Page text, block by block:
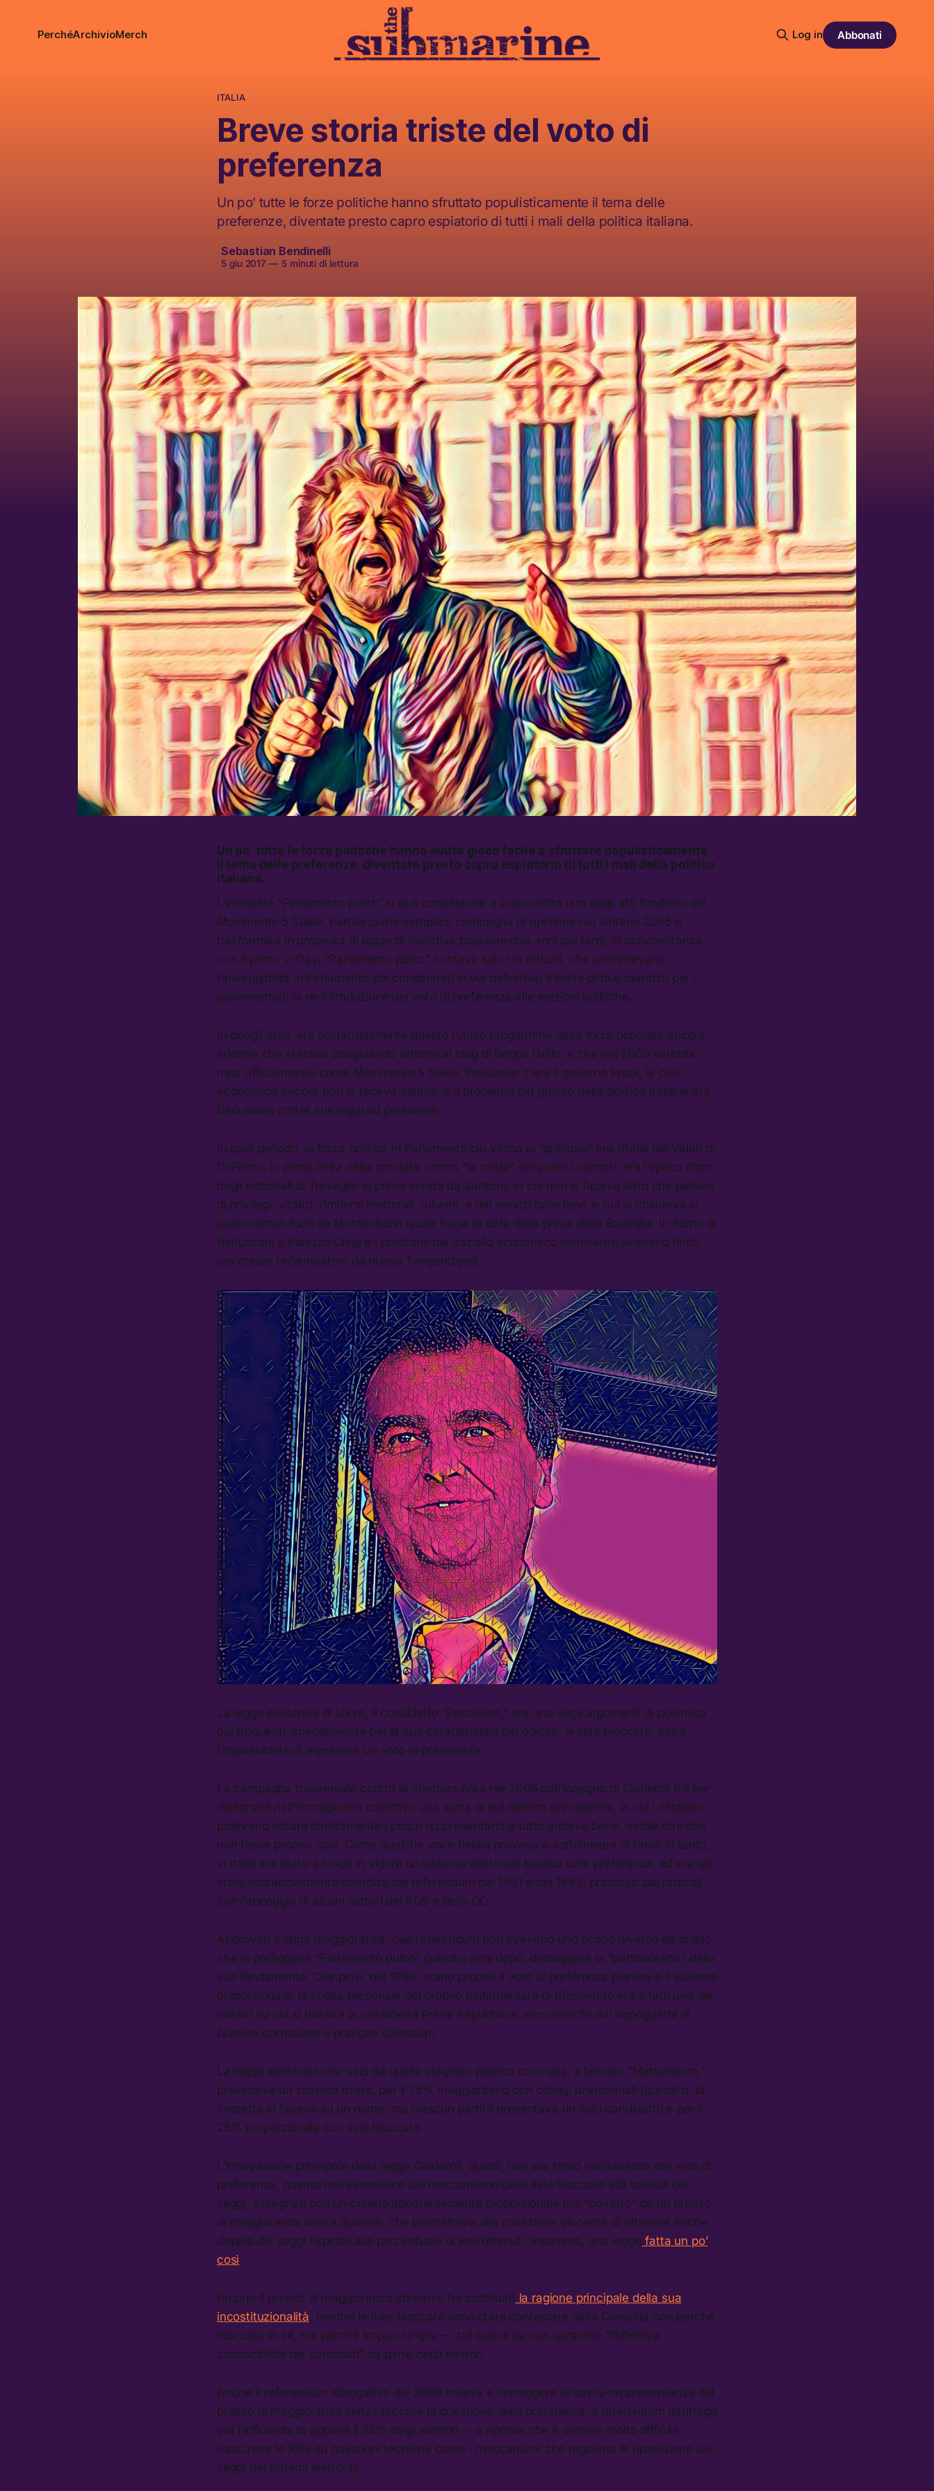
PerchéArchivioMerch Log in Abbonati
ITALIA
Breve storia triste del voto di
preferenza
Un po’ tutte le forze politiche hanno sfruttato populisticamente il tema delle
preferenze, diventate presto capro espiatorio di tutti i mali della politica italiana.
Sebastian Bendinelli
5 giu 2017 — 5 minuti di lettura
Un po’ tutte le forze politiche hanno avuto gioco facile a sfruttare populisticamente
il tema delle preferenze, diventate presto capro espiatorio di tutti i mali della politica
italiana.
L’iniziativa “Parlamento pulito” si può considerare a buon diritto uno degli atti fondativi del
Movimento 5 Stelle. Partita come semplice campagna di opinione nel lontano 2005 e
trasformata in proposta di legge di iniziativa popolare due anni più tardi, in concomitanza
con il primo V-Day, “Parlamento pulito” contava solo tre articoli, che prevedevano:
l’ineleggibilità in Parlamento dei condannati in via definitiva; il limite di due mandati per i
parlamentari; la re-introduzione del voto di preferenza alle elezioni politiche.
In quegli anni, era sostanzialmente questo l’unico programma della forza popolare ancora
informe che si stava coagulando attorno al blog di Beppe Grillo, e che nel 2009 sarebbe
nata ufficialmente come Movimento 5 Stelle. Preistoria: c’era il governo Prodi, la crisi
economica ancora non si faceva sentire, e il problema più grosso della politica italiana era
Berlusconi con le sue leggi ad personam.
In quel periodo, la forza politica in Parlamento più vicina al “grillismo” era l’Italia dei Valori di
Di Pietro, in prima linea nella crociata contro “la casta” dei politici corrotti: era l’epoca d’oro
degli editoriali di Travaglio in prima serata da Santoro, in cui non si faceva altro che parlare
di privilegi, vitalizi, rimborsi elettorali, ruberie, e dei servizi delle Iene in cui si chiedeva ai
parlamentari fuori da Montecitorio quale fosse la data della presa della Bastiglia. Il ritorno di
Berlusconi a Palazzo Chigi e i prodromi del tracollo economico imminente avevano finito
per creare un’atmosfera da nuova Tangentopoli.
La legge elettorale di allora, il cosiddetto “Porcellum,” era uno degli argomenti di polemica
più frequenti, specialmente per la sua caratteristica più odiosa: le liste bloccate, ossia
l’impossibilità di esprimere un voto di preferenza.
La campagna trasversale contro la creatura nata nel 2005 dall’ingegno di Calderoli finì per
disegnare nell’immaginario collettivo una sorta di età dell’oro precedente, in cui i cittadini
potevano votare direttamente i propri rappresentanti e tutto andava bene. Inutile dire che
non fosse proprio così. Come qualche voce flebile provava a sottolineare di tanto in tanto,
in Italia era stato a lungo in vigore un sistema elettorale basato sulle preferenze, ed era già
stato sostanzialmente demolito dai referendum del 1991 e del 1993, promossi dai radicali
con l’appoggio di alcuni settori del PDS e della DC.
Approvati a larga maggioranza, que referendum non avevano uno scopo diverso da quello
che si prefiggeva “Parlamento pulito” quindici anni dopo: distruggere la “partitocrazia” dalle
sue fondamenta. Che però, nel 1993, erano proprio il voto di preferenza plurima e il sistema
proporzionale: la scelta personale del proprio parlamentare di riferimento era infatti uno dei
pilastri su cui si basava la cosiddetta Prima Repubblica, accusato fin dal dopoguerra di
favorire corruzione e pratiche clientelari.
La legge elettorale che uscì da quella stagione politica convulsa, il famoso “Mattarellum,”
prevedeva un sistema misto, per il 75% maggioritario con collegi uninominali (quindi sì, la
crocetta si faceva su un nome, ma ciascun partito presentava un solo candidato) e per il
25% proporzionale con liste bloccate.
L’innovazione principale della legge Calderoli, quindi, non era tanto nell’assenza del voto di
preferenza, quanto nell’estensione del meccanismo delle liste bloccate alla totalità dei
seggi, assegnati con un criterio apparentemente proporzionale ma “corretto” da un premio
di maggioranza senza quorum, che permetteva alla coalizione vincente di ottenere anche
doppio dei seggi rispetto alla percentuale di voti ottenuti. Insomma, una legge fatta un po’
così.
Proprio il premio di maggioranza abnorme ha costituito la ragione principale della sua
incostituzionalità, mentre le liste bloccate sono state contestate dalla Consulta non perché
bloccate in sé, ma perché troppo lunghe — tali quindi da non garantire “l’effettiva
conoscibilità dei candidati” da parte degli elettori.
Anche il referendum abrogativo del 2009 mirava a correggere la sovra-rappresentanza del
premio di maggioranza senza toccare la questione delle preferenze. Il referendum naufragò
per l’affluenza di appena il 25% degli elettori — a riprova che è sempre molto difficile
trascinare le folle su questioni tecniche come i meccanismi che regolano la ripartizione dei
seggi nei sistemi elettorali.